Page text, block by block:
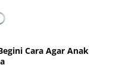
Cara Agar Anak